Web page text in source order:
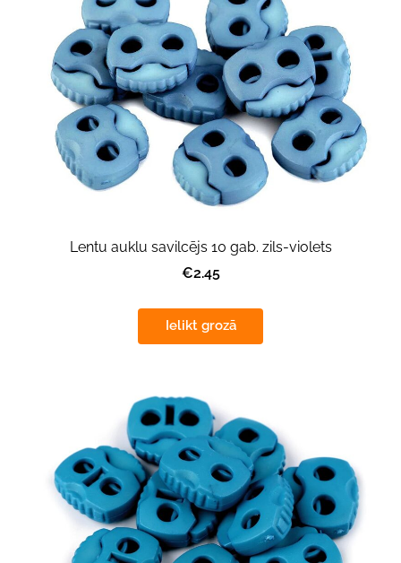
Lentu auklu savilcējs 10 gab. zils-violets
€2.45
Ielikt grozā